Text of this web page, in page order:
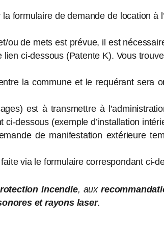
formulaire de demande de location à
de mets est prévue, il est
ci-dessous (Patente K). Vous
la commune et le requérant sera
est à transmettre à
dessous (exemple d’installation
de manifestation extérieure
via le formulaire correspondant ci-
incendie, aux
et rayons laser.